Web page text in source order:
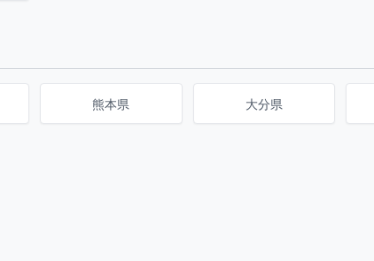
熊本県 大分県